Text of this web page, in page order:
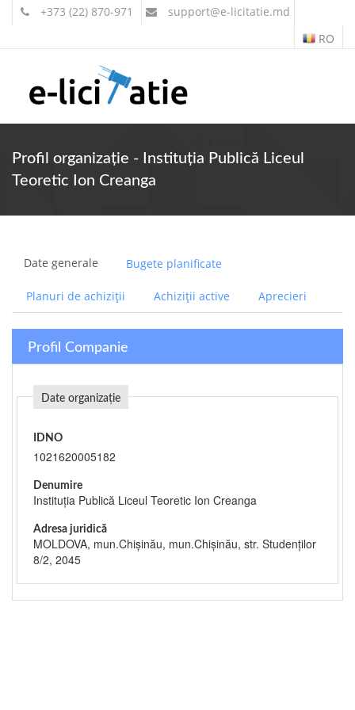
+373 (22) 870-971 support@e-licitatie.md
RO
Profil organizație - Instituția Publică Liceul
Teoretic Ion Creanga
Date generale Bugete planificate
Planuri de achiziții Achiziții active Aprecieri
Profil Companie
Date organizație
IDNO
1021620005182
Denumire
Instituția Publică Liceul Teoretic Ion Creanga
Adresa juridică
MOLDOVA, mun.Chişinău, mun.Chişinău, str. Studenților
8/2, 2045